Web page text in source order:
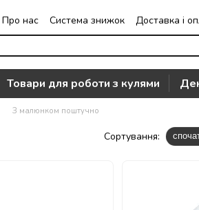
Про нас Система знижок
Доставка і
Часто задавані питання Відгуки про
Товари для роботи з кулями
З малюнком поштучно
Сортування: